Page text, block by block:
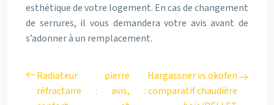
esthétique de votre logement. En cas de changement
de serrures, il vous demandera votre avis avant de
s’adonner à un remplacement.
Radiateur pierre
réfractaire : avis,
Hargassner vs okofen
: comparatif chaudière